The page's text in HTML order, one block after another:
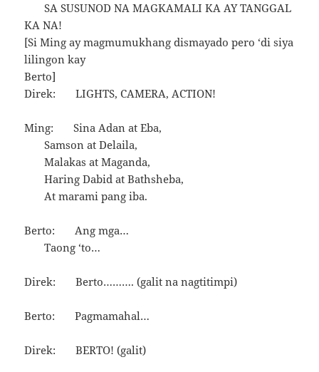
SA SUSUNOD NA MAGKAMALI KA AY TANGGAL
KA NA!
[Si Ming ay magmumukhang dismayado pero ‘di siya
lilingon kay
Berto]
Direk: LIGHTS, CAMERA, ACTION!
Ming: Sina Adan at Eba,
Samson at Delaila,
Malakas at Maganda,
Haring Dabid at Bathsheba,
At marami pang iba.
Berto: Ang mga…
Taong ‘to…
Direk: Berto………. (galit na nagtitimpi)
Berto: Pagmamahal…
Direk: BERTO! (galit)